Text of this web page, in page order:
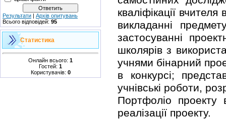
Результати | Архів опитувань
Всього відповідей: 95
Статистика
Онлайн всього: 1
Гостей: 1
Користувачів: 0
кваліфікації
викладанні
застосуванні
школярів з
учнями бінарний
в конкурсі;
учнівські роботи,
Портфоліо проекту
реалізації проекту.